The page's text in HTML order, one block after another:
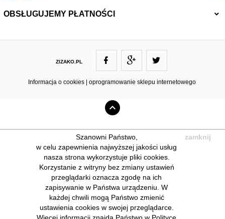
OBSŁUGUJEMY PŁATNOŚCI
ZIZAKO.PL
Informacja o cookies oprogramowanie sklepu internetowego
Szanowni Państwo,
w celu zapewnienia najwyższej jakości usług
nasza strona wykorzystuje pliki cookies.
Korzystanie z witryny bez zmiany ustawień
przeglądarki oznacza zgodę na ich
zapisywanie w Państwa urządzeniu. W
każdej chwili mogą Państwo zmienić
ustawienia cookies w swojej przeglądarce.
zamknij